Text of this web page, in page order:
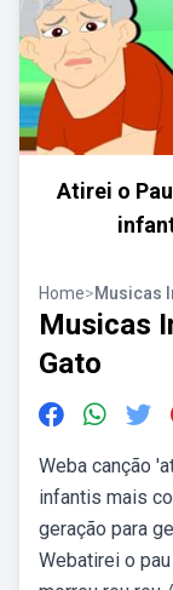
Atirei o
Home>Musicas
Musicas
Gato
Weba canção
infantis mais
geração para
Webatirei o